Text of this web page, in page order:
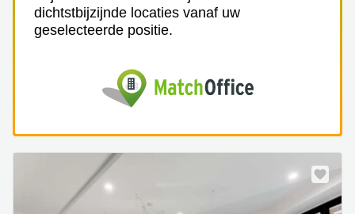
dichtstbijzijnde locaties vanaf uw
geselecteerde positie.